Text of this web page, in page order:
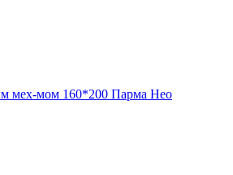
мех-мом 160*200 Парма Нео